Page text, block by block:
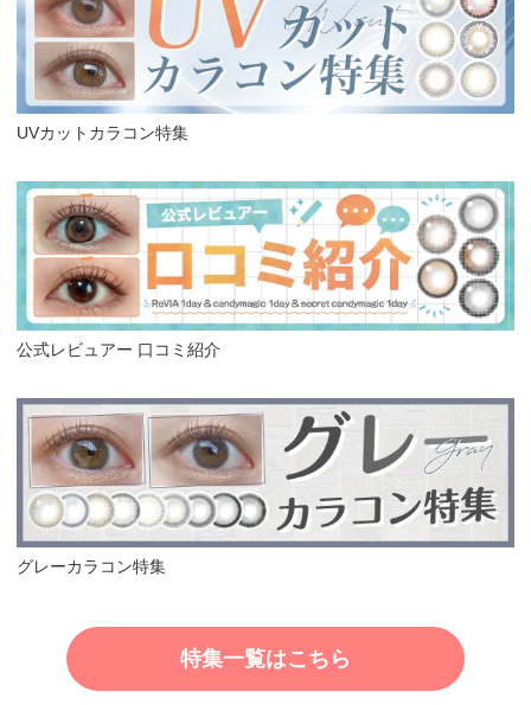
UVカットカラコン特集
公式レビュアー 口コミ紹介
グレーカラコン特集
特集一覧はこちら